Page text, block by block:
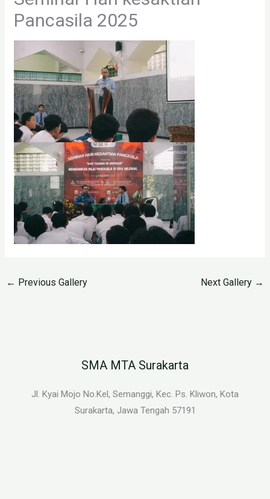
Pancasila 2025
← Previous Gallery Next Gallery →
SMA MTA Surakarta
Jl. Kyai Mojo No.Kel, Semanggi, Kec. Ps. Kliwon, Kota
Surakarta, Jawa Tengah 57191